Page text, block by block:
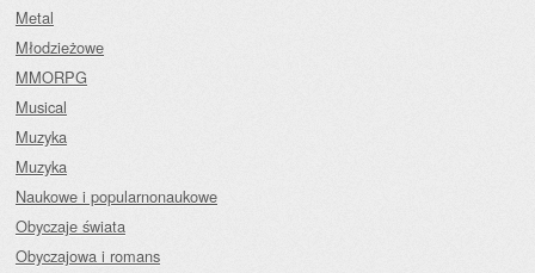
Metal
Młodzieżowe
MMORPG
Musical
Muzyka
Muzyka
Naukowe i popularnonaukowe
Obyczaje świata
Obyczajowa i romans